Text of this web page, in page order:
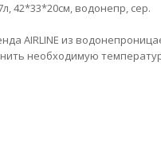
42*33*20см, водонепр, сер.
AIRLINE из
необходимую